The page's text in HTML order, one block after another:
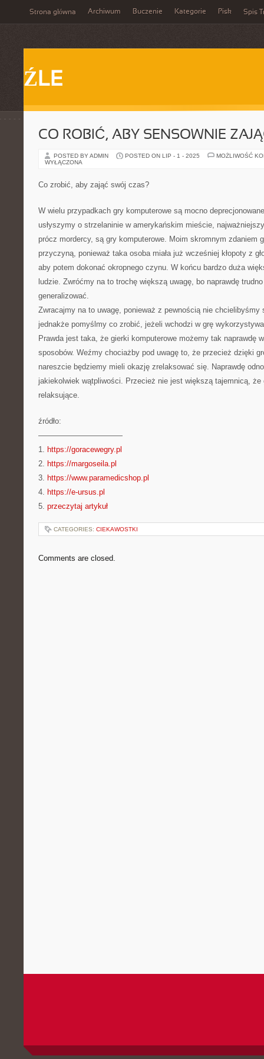
Strona główna Archiwum Buczenie Kategorie Pisk Spis
ŹLE
CO ROBIĆ, ABY SENSOWNIE
POSTED BY ADMIN POSTED ON LIP - 1 - 2025
MOŻLIWOŚĆ
WYŁĄCZONA
Co zrobić, aby zająć swój czas?
W wielu przypadkach gry komputerowe są mocno
usłyszymy o strzelaninie w amerykańskim mieście,
prócz mordercy, są gry komputerowe. Moim skromnym zdaniem
przyczyną, ponieważ taka osoba miała już wcześniej kłopoty z
aby potem dokonać okropnego czynu. W końcu bardzo duża
ludzie. Zwróćmy na to trochę większą uwagę, bo naprawdę
generalizować.
Zwracajmy na to uwagę, ponieważ z pewnością nie chcielibyśmy
jednakże pomyślmy co zrobić, jeżeli wchodzi w grę
Prawda jest taka, że gierki komputerowe możemy tak naprawdę
sposobów. Weźmy chociażby pod uwagę to, że przecież dzięki
nareszcie będziemy mieli okazję zrelaksować się. Naprawdę
jakiekolwiek wątpliwości. Przecież nie jest większą tajemnicą, że
relaksujące.
źródło:
———————————
1. https://goracewegry.pl
2. https://margoseila.pl
3. https://www.paramedicshop.pl
4. https://e-ursus.pl
5. przeczytaj artykuł
CATEGORIES: CIEKAWOSTKI
Comments are closed.